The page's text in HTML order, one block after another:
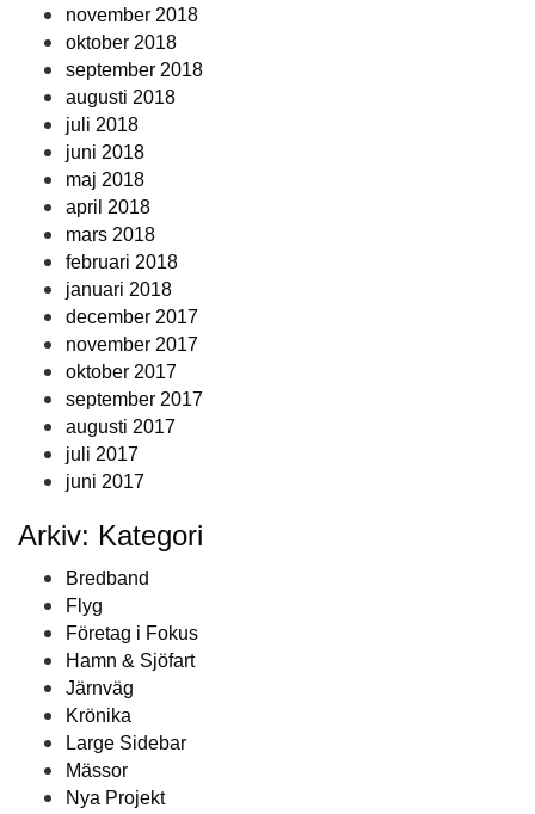
november 2018
oktober 2018
september 2018
augusti 2018
juli 2018
juni 2018
maj 2018
april 2018
mars 2018
februari 2018
januari 2018
december 2017
november 2017
oktober 2017
september 2017
augusti 2017
juli 2017
juni 2017
Arkiv: Kategori
Bredband
Flyg
Företag i Fokus
Hamn & Sjöfart
Järnväg
Krönika
Large Sidebar
Mässor
Nya Projekt